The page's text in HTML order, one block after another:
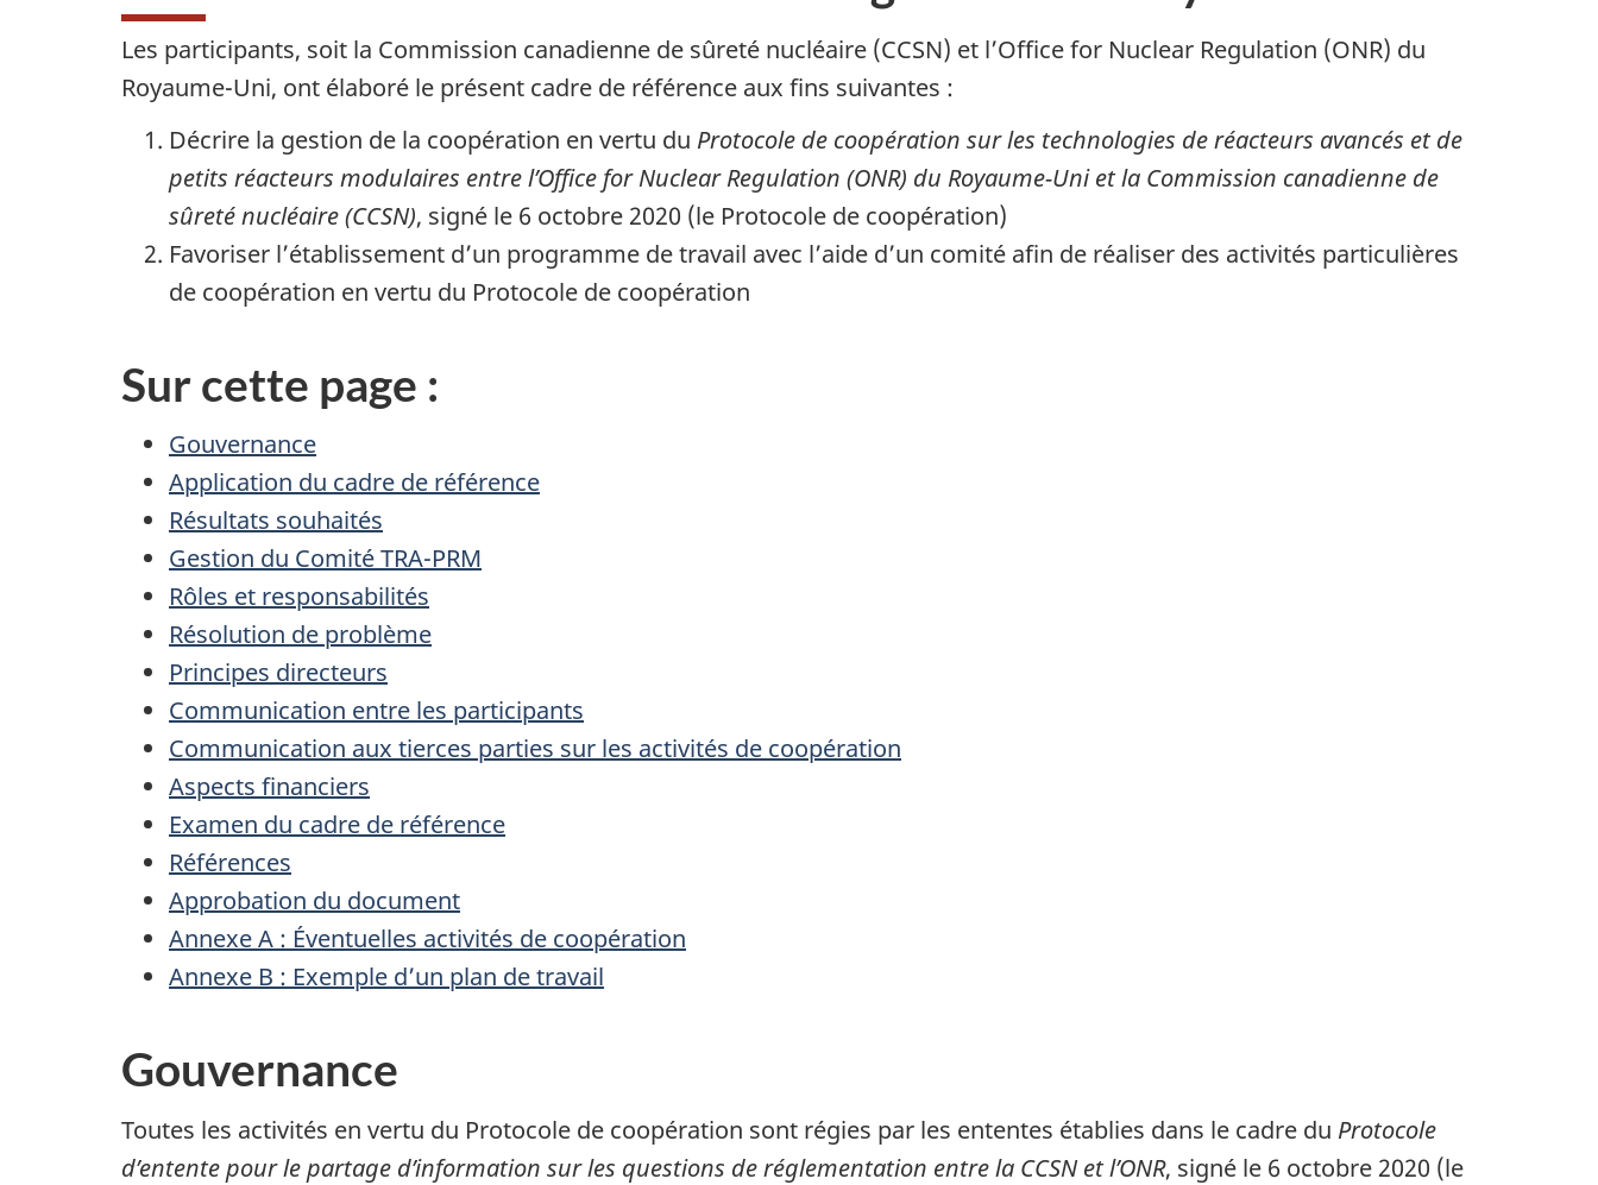
Les participants, soit la Commission canadienne de sûreté nucléaire (CCSN) et l’Office for Nuclear Regulation (ONR) du
Royaume-Uni, ont élaboré le présent cadre de référence aux fins suivantes :
Décrire la gestion de la coopération en vertu du Protocole de coopération sur les technologies de réacteurs avancés et de
petits réacteurs modulaires entre l’Office for Nuclear Regulation (ONR) du Royaume-Uni et la Commission canadienne de
sûreté nucléaire (CCSN), signé le 6 octobre 2020 (le Protocole de coopération)
Favoriser l’établissement d’un programme de travail avec l’aide d’un comité afin de réaliser des activités particulières
de coopération en vertu du Protocole de coopération
Sur cette page :
Gouvernance
Application du cadre de référence
Résultats souhaités
Gestion du Comité TRA-PRM
Rôles et responsabilités
Résolution de problème
Principes directeurs
Communication entre les participants
Communication aux tierces parties sur les activités de coopération
Aspects financiers
Examen du cadre de référence
Références
Approbation du document
Annexe A : Éventuelles activités de coopération
Annexe B : Exemple d’un plan de travail
Gouvernance
Toutes les activités en vertu du Protocole de coopération sont régies par les ententes établies dans le cadre du Protocole
d’entente pour le partage d’information sur les questions de réglementation entre la CCSN et l’ONR, signé le 6 octobre 2020 (le